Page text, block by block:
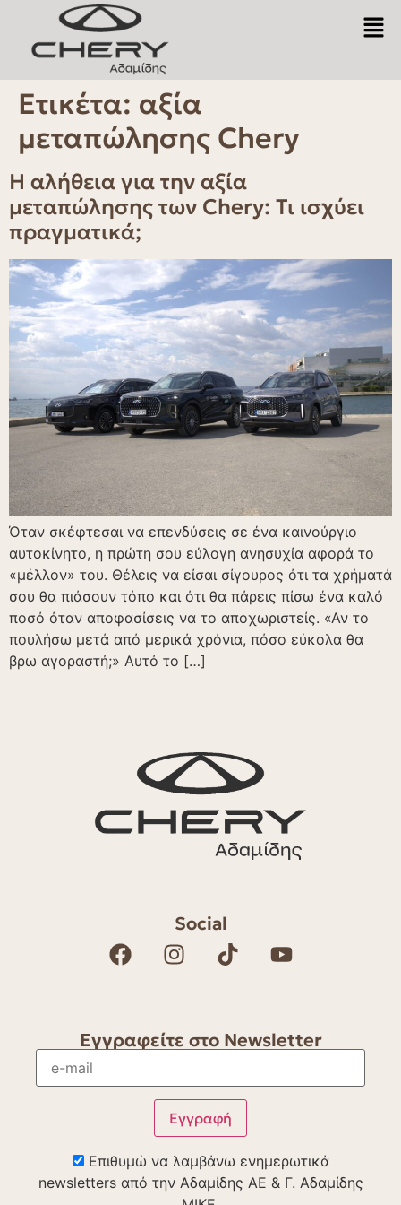
Ετικέτα: αξία
μεταπώλησης Chery
Η αλήθεια για την αξία
μεταπώλησης των Chery: Τι ισχύει
πραγματικά;
Όταν σκέφτεσαι να επενδύσεις σε ένα καινούργιο
αυτοκίνητο, η πρώτη σου εύλογη ανησυχία αφορά το
«μέλλον» του. Θέλεις να είσαι σίγουρος ότι τα χρήματά
σου θα πιάσουν τόπο και ότι θα πάρεις πίσω ένα καλό
ποσό όταν αποφασίσεις να το αποχωριστείς. «Αν το
πουλήσω μετά από μερικά χρόνια, πόσο εύκολα θα
βρω αγοραστή;» Αυτό το […]
Social
Εγγραφείτε στο Newsletter
Επιθυμώ να λαμβάνω ενημερωτικά
newsletters από την Αδαμίδης ΑΕ & Γ. Αδαμίδης